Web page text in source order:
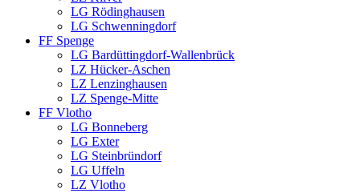
LG Rödinghausen
LG Schwenningdorf
FF Spenge
LG Bardüttingdorf-Wallenbrück
LZ Hücker-Aschen
LZ Lenzinghausen
LZ Spenge-Mitte
FF Vlotho
LG Bonneberg
LG Exter
LG Steinbründorf
LG Uffeln
LZ Vlotho